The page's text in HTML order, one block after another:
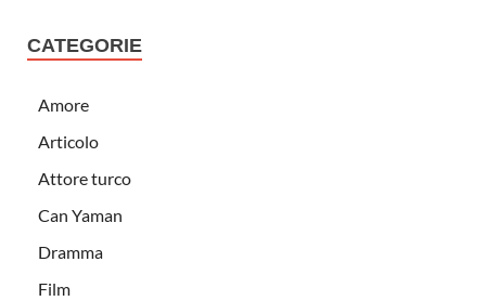
CATEGORIE
Amore
Articolo
Attore turco
Can Yaman
Dramma
Film